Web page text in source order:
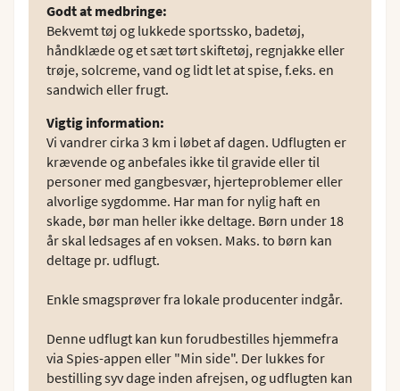
Godt at medbringe:
Bekvemt tøj og lukkede sportssko, badetøj,
håndklæde og et sæt tørt skiftetøj, regnjakke eller
trøje, solcreme, vand og lidt let at spise, f.eks. en
sandwich eller frugt.
Vigtig information:
Vi vandrer cirka 3 km i løbet af dagen. Udflugten er
krævende og anbefales ikke til gravide eller til
personer med gangbesvær, hjerteproblemer eller
alvorlige sygdomme. Har man for nylig haft en
skade, bør man heller ikke deltage. Børn under 18
år skal ledsages af en voksen. Maks. to børn kan
deltage pr. udflugt.
Enkle smagsprøver fra lokale producenter indgår.
Denne udflugt kan kun forudbestilles hjemmefra
via Spies-appen eller "Min side". Der lukkes for
bestilling syv dage inden afrejsen, og udflugten kan